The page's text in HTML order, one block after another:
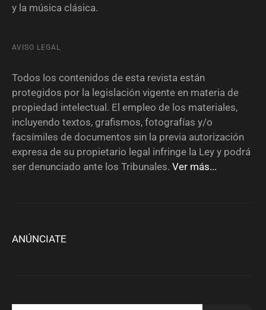
y la música clásica.
AVISO LEGAL
Todos los contenidos de esta revista están
protegidos por la legislación vigente en materia de
propiedad intelectual. El empleo de los materiales,
incluyendo textos, grafismos, fotografías y/o
facsímiles de documentos sin la previa autorización
expresa de su propietario legal infringe la Ley y podrá
ser denunciado ante los Tribunales. Ver más...
ANÚNCIATE